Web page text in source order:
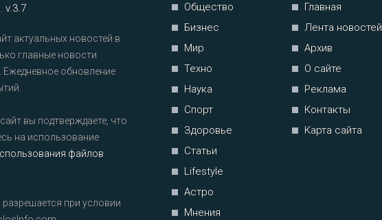
v.3.7
актуальных новостей в
главные новости
Ежедневное обновление
вы подтверждаете, что
на использование
файлов
при условии
Общество
Бизнес
Мир
Техно
Наука
Спорт
Здоровье
Статьи
Lifestyle
Астро
Мнения
Главная
Лента новостей
Архив
О сайте
Реклама
Контакты
Карта сайта